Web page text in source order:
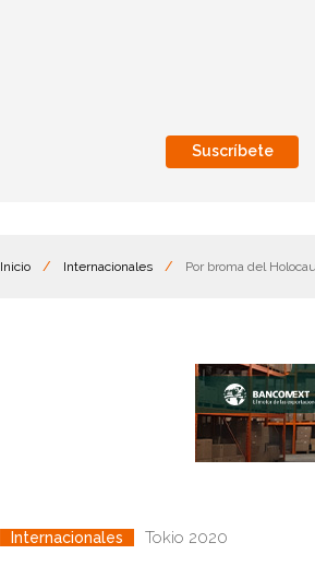
Suscríbete
Inicio / Internacionales / Por broma del
Internacionales Tokio 2020